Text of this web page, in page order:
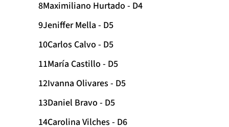
Maximiliano Hurtado - D4
Jeniffer Mella - D5
Carlos Calvo - D5
María Castillo - D5
Ivanna Olivares - D5
Daniel Bravo - D5
Carolina Vilches - D6